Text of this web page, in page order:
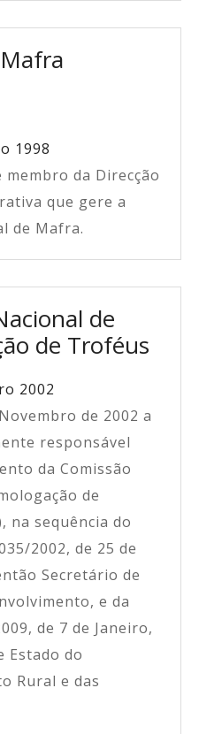
1998
membro da Direcção
que gere a
de Mafra.
de
de Troféus
2002
de 2002 a
responsável
da Comissão
de
na sequência do
2002, de 25 de
Secretário de
e da
de 7 de Janeiro,
Estado do
Rural e das